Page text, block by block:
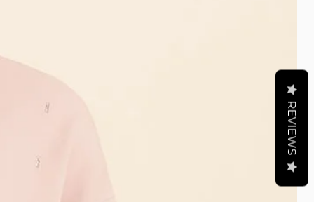
REVIEWS